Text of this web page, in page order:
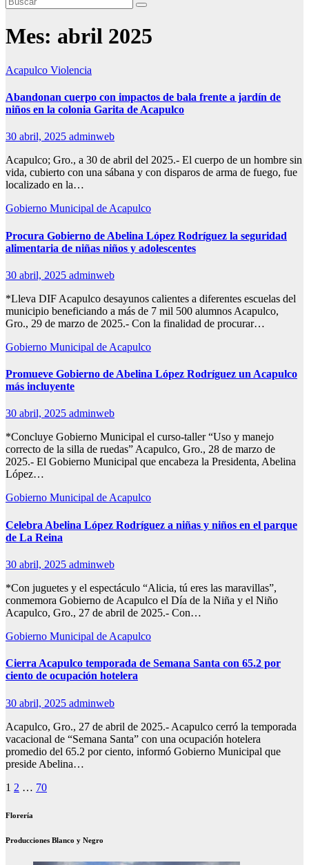
Mes: abril 2025
Acapulco Violencia
Abandonan cuerpo con impactos de bala frente a jardín de
niños en la colonia Garita de Acapulco
30 abril, 2025 adminweb
Acapulco; Gro., a 30 de abril del 2025.- El cuerpo de un hombre sin
vida, cubierto con una sábana y con disparos de arma de fuego, fue
localizado en la…
Gobierno Municipal de Acapulco
Procura Gobierno de Abelina López Rodríguez la seguridad
alimentaria de niñas niños y adolescentes
30 abril, 2025 adminweb
*Lleva DIF Acapulco desayunos calientes a diferentes escuelas del
municipio beneficiando a más de 7 mil 500 alumnos Acapulco,
Gro., 29 de marzo de 2025.- Con la finalidad de procurar…
Gobierno Municipal de Acapulco
Promueve Gobierno de Abelina López Rodríguez un Acapulco
más incluyente
30 abril, 2025 adminweb
*Concluye Gobierno Municipal el curso-taller “Uso y manejo
correcto de la silla de ruedas” Acapulco, Gro., 28 de marzo de
2025.- El Gobierno Municipal que encabeza la Presidenta, Abelina
López…
Gobierno Municipal de Acapulco
Celebra Abelina López Rodríguez a niñas y niños en el parque
de La Reina
30 abril, 2025 adminweb
*Con juguetes y el espectáculo “Alicia, tú eres las maravillas”,
conmemora Gobierno de Acapulco el Día de la Niña y el Niño
Acapulco, Gro., 27 de abril de 2025.- Con…
Gobierno Municipal de Acapulco
Cierra Acapulco temporada de Semana Santa con 65.2 por
ciento de ocupación hotelera
30 abril, 2025 adminweb
Acapulco, Gro., 27 de abril de 2025.- Acapulco cerró la temporada
vacacional de “Semana Santa” con una ocupación hotelera
promedio del 65.2 por ciento, informó Gobierno Municipal que
preside Abelina…
Paginación
de
1 2 … 70
Florería
Producciones Blanco y Negro